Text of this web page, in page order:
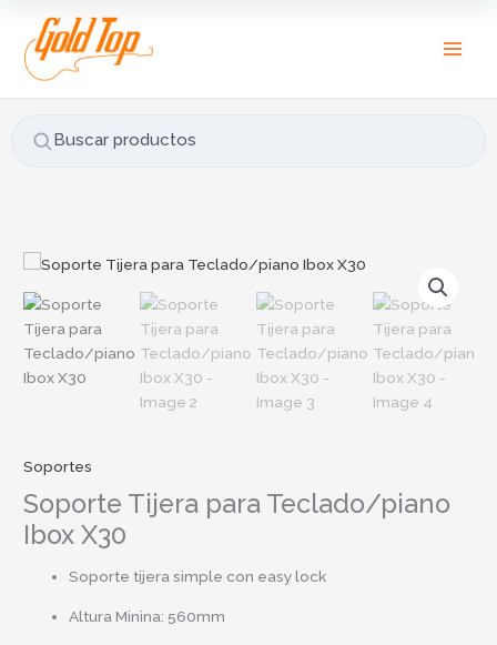
contenido
Buscar productos
u
s
r
Soportes
Soporte Tijera para Teclado/piano
Ibox X30
Soporte tijera simple con easy lock
Altura Minina: 560mm